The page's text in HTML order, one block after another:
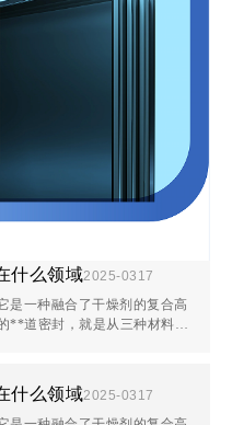
17
2025-03
什么领域
是一种融合了干燥剂的复合高
**道密封，就是从三种材料变
17
2025-03
什么领域